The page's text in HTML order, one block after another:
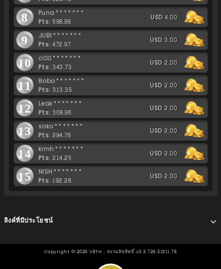
8
Puna*******
Pts: 598.98
USD 4.00
9
JUBI*******
Pts: 472.97
USD 3.00
10
cl00*******
Pts: 343.73
USD 2.00
11
Bobo*******
Pts: 313.35
USD 2.00
12
Leak*******
Pts: 308.96
USD 2.00
13
soko*******
Pts: 294.76
USD 2.00
14
kimh*******
Pts: 214.25
USD 2.00
15
NISH*******
Pts: 192.26
USD 2.00
ลิงค์ที่มีประโยชน์
Copyright © 2026 V8TH . สงวนลิขสิทธิ์ v3.3.729.51911.76